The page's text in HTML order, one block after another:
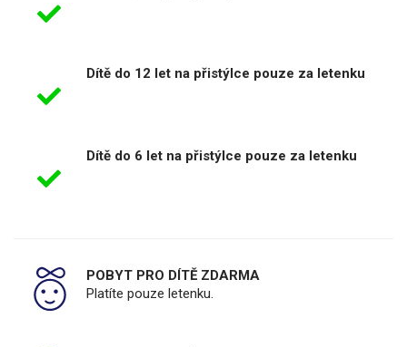
Dítě do 12 let na přistýlce pouze za letenku
Dítě do 6 let na přistýlce pouze za letenku
POBYT PRO DÍTĚ ZDARMA
Platíte pouze letenku.